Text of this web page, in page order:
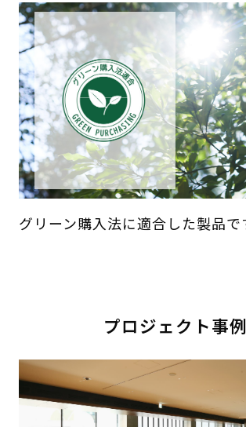
グリーン購入法に適合した製品で
プロジェクト事例